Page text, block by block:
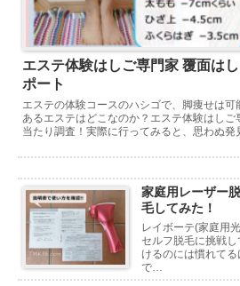
エステ体験はしご専門家 覆面は
ポート
エステの体験コースのハシゴで、脚痩せは
あるエステはどこなのか？エステ体験はし
当たり調査！実際に行ってみると、思わぬ発
家庭用レーザー
毛してみた！
レイボーテ(家庭用
セルフ脱毛に挑戦
けるのには慣れて
で…